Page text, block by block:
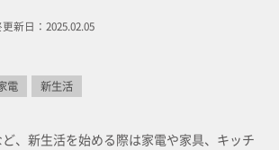
新日：2025.02.05
電 新生活
、新生活を始める際は家電や家具、キッチ